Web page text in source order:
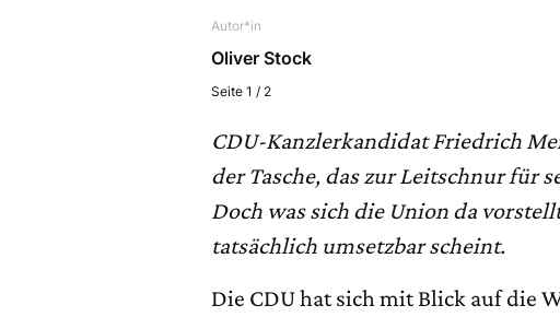
Autor*in
Oliver Stock
Seite 1 / 2
CDU-Kanzlerkandidat Friedrich
der Tasche, das zur Leitschnur für
Doch was sich die Union da
tatsächlich umsetzbar scheint.
Die CDU hat sich mit Blick auf die